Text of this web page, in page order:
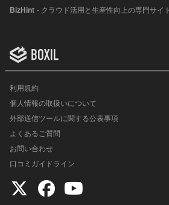
BizHint - クラウド活用と生産性向上の専門サイト
利用規約
個人情報の取扱いについて
外部送信ツールに関する公表事項
よくあるご質問
お問い合わせ
口コミガイドライン